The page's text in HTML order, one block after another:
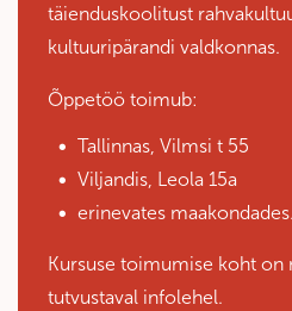
täienduskoolitust
kultuuripärandi valdkonnas.
Õppetöö toimub:
Tallinnas, Vilmsi t 55
Viljandis, Leola 15a
erinevates maakondades.
Kursuse toimumise koht on
tutvustaval infolehel.